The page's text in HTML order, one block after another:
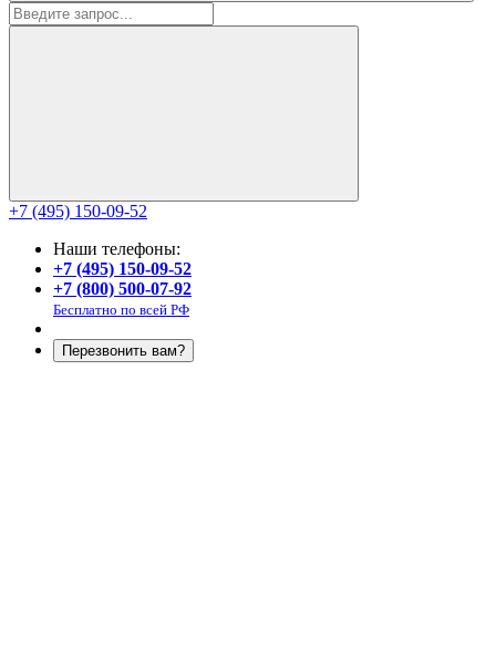
+7 (495) 150-09-52
Наши телефоны:
+7 (495) 150-09-52
+7 (800) 500-07-92
Бесплатно по всей РФ
Перезвонить вам?